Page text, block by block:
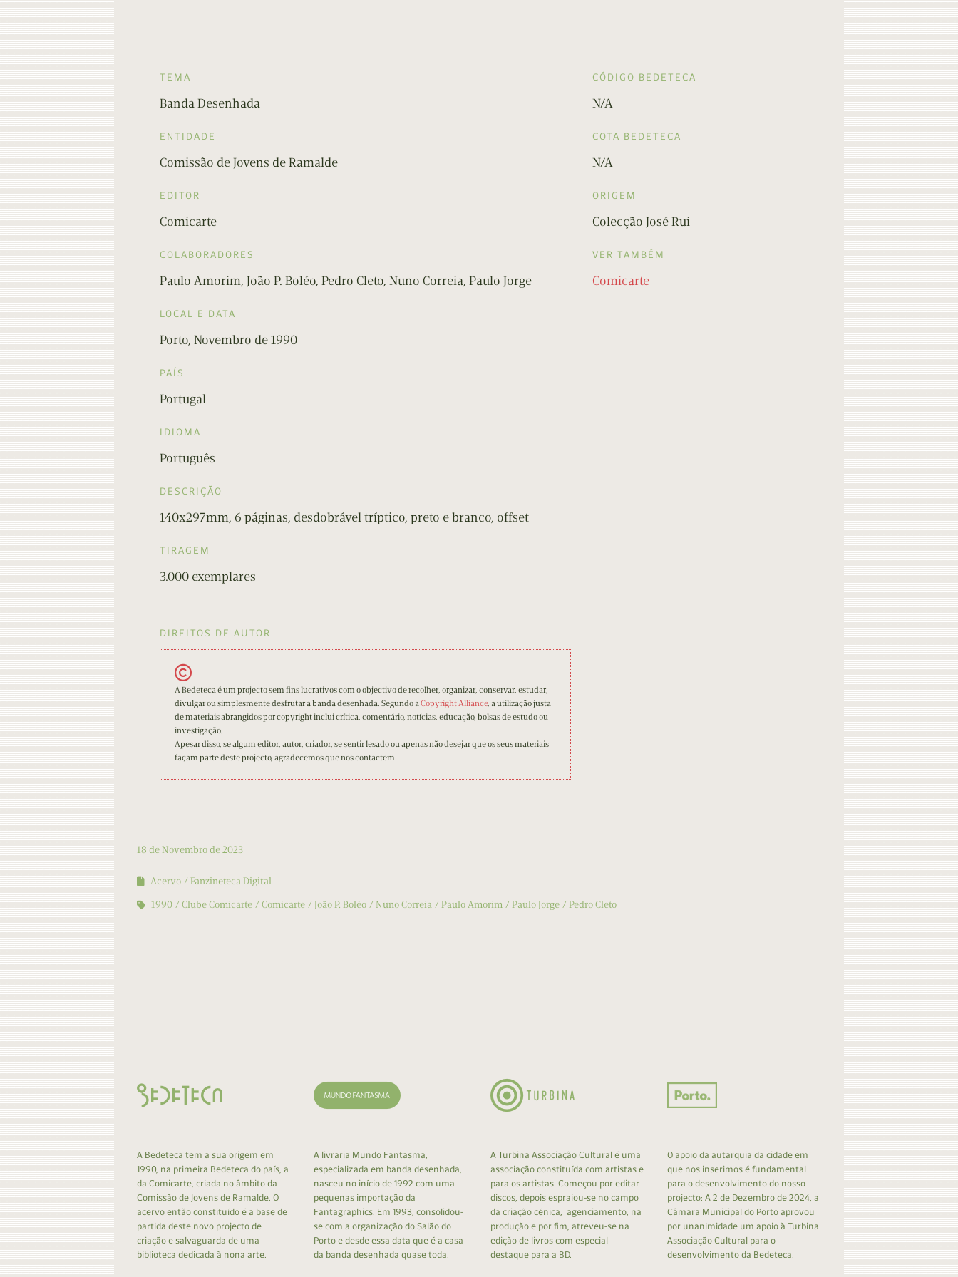
TEMA
Banda Desenhada
ENTIDADE
Comissão de Jovens de Ramalde
EDITOR
Comicarte
COLABORADORES
Paulo Amorim, João P. Boléo, Pedro Cleto, Nuno Correia, Paulo Jorge
LOCAL E DATA
Porto, Novembro de 1990
PAÍS
Portugal
IDIOMA
Português
DESCRIÇÃO
140x297mm, 6 páginas, desdobrável tríptico, preto e branco, offset
TIRAGEM
3.000 exemplares
CÓDIGO BEDETECA
N/A
COTA BEDETECA
N/A
ORIGEM
Colecção José Rui
VER TAMBÉM
Comicarte
DIREITOS DE AUTOR
A Bedeteca é um projecto sem fins lucrativos com o objectivo de recolher, organizar, conservar, estudar,
divulgar ou simplesmente desfrutar a banda desenhada. Segundo aCopyright Alliance, a utilização justa
de materiais abrangidos por copyright inclui crítica, comentário, notícias, educação, bolsas de estudo ou
investigação.
Apesar disso, se algum editor, autor, criador, se sentir lesado ou apenas não desejar que os seus materiais
façam parte deste projecto, agradecemos que nos contactem.
18 de Novembro de 2023
Acervo
Fanzineteca Digital
1990
Clube Comicarte Comicarte João P. Boléo Nuno Correia Paulo Amorim Paulo Jorge Pedro Cleto
A Bedeteca tem a sua origem em
1990, na primeira Bedeteca do país, a
da Comicarte, criada no âmbito da
Comissão de Jovens de Ramalde. O
acervo então constituído é a base de
partida deste novo projecto de
criação e salvaguarda de uma
biblioteca dedicada à nona arte.
A livraria Mundo Fantasma,
especializada em banda desenhada,
nasceu no início de 1992 com uma
pequenas importação da
Fantagraphics. Em 1993, consolidou-
se com a organização do Salão do
Porto e desde essa data que é a casa
da banda desenhada quase toda.
A Turbina Associação Cultural é uma
associação constituída com artistas e
para os artistas. Começou por editar
discos, depois espraiou-se no campo
da criação cénica, agenciamento, na
produção e por fim, atreveu-se na
edição de livros com especial
destaque para a BD.
O apoio da autarquia da cidade em
que nos inserimos é fundamental
para o desenvolvimento do nosso
projecto: A 2 de Dezembro de 2024, a
Câmara Municipal do Porto aprovou
por unanimidade um apoio à Turbina
Associação Cultural para o
desenvolvimento da Bedeteca.